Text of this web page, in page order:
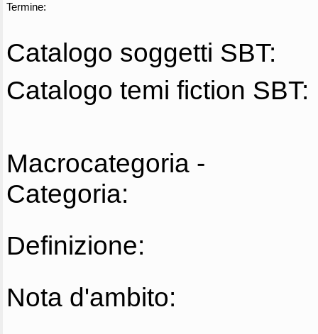
Termine:
Catalogo soggetti SBT:
Catalogo temi fiction SBT:
Macrocategoria -
Categoria:
Definizione:
Nota d'ambito: